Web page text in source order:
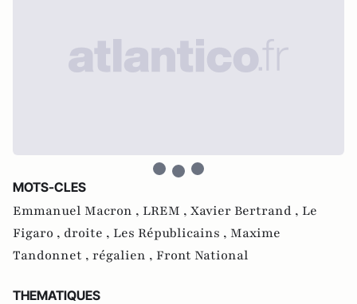
MOTS-CLES
Emmanuel Macron , LREM , Xavier Bertrand , Le
Figaro , droite , Les Républicains , Maxime
Tandonnet , régalien , Front National
THEMATIQUES